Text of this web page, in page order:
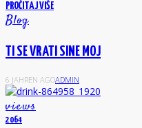
PROČITAJ VIŠE
Blog
TI SE VRATI SINE MOJ
6 JAHREN AGOADMIN
views
2064